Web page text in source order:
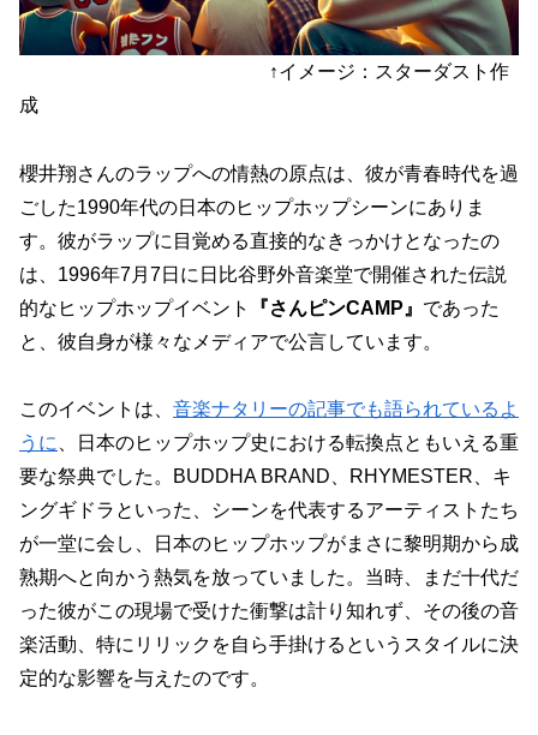
↑イメージ：スターダスト作
成
櫻井翔さんのラップへの情熱の原点は、彼が青春時代を過
ごした1990年代の日本のヒップホップシーンにありま
す。彼がラップに目覚める直接的なきっかけとなったの
は、1996年7月7日に日比谷野外音楽堂で開催された伝説
的なヒップホップイベント
『さんピンCAMP』 であった
と、彼自身が様々なメディアで公言しています。
このイベントは、 音楽ナタリーの記事でも語られているよ
うに、日本のヒップホップ史における転換点ともいえる重
要な祭典でした。BUDDHA BRAND、RHYMESTER、キ
ングギドラといった、シーンを代表するアーティストたち
が一堂に会し、日本のヒップホップがまさに黎明期から成
熟期へと向かう熱気を放っていました。当時、まだ十代だ
った彼がこの現場で受けた衝撃は計り知れず、その後の音
楽活動、特にリリックを自ら手掛けるというスタイルに決
定的な影響を与えたのです。